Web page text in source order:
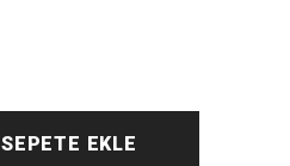
SEPETE EKLE